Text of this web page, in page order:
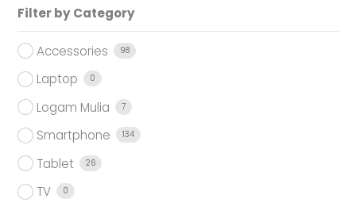
Filter by Category
Accessories 98
Laptop 0
Logam Mulia 7
Smartphone 134
Tablet 26
TV 0